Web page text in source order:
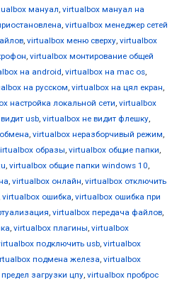
мануал, virtualbox мануал на
, virtualbox менеджер сетей
, virtualbox меню сверху, virtualbox
, virtualbox монтирование общей
на android, virtualbox на mac os,
на русском, virtualbox на цял екран,
настройка локальной сети, virtualbox
usb, virtualbox не видит флешку,
, virtualbox неразборчивый режим,
образы, virtualbox общие папки,
, virtualbox общие папки windows 10,
, virtualbox онлайн, virtualbox отключить
virtualbox ошибка, virtualbox ошибка при
, virtualbox передача файлов,
, virtualbox плагины, virtualbox
подключить usb, virtualbox
подмена железа, virtualbox
загрузки цпу, virtualbox проброс